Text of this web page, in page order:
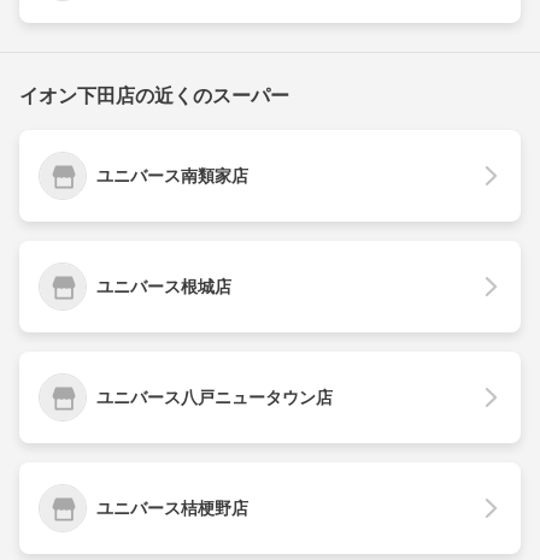
イオン下田店の近くのスーパー
ユニバース南類家店
ユニバース根城店
ユニバース八戸ニュータウン店
ユニバース桔梗野店